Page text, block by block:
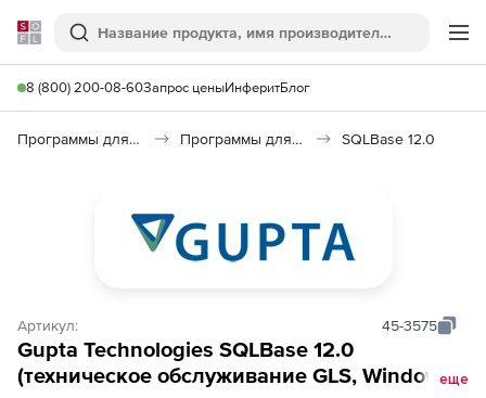
Softline
Поиск
8 (800) 200-08-60Запрос ценыИнферитБлог
Программы для программирования Программы для работы с базами данных SQLBase 12.0
Артикул: 45-3575
Gupta Technologies SQLBase 12.0
(техническое обслуживание GLS, Windows),
еще